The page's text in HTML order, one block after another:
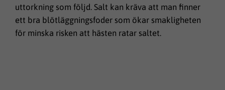
uttorkning som följd. Salt kan kräva att man finner
ett bra blötläggningsfoder som ökar smakligheten
för minska risken att hästen ratar saltet.